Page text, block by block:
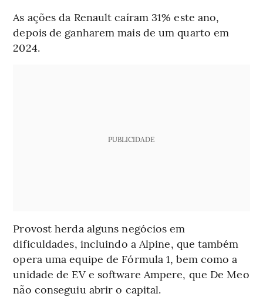
As ações da Renault caíram 31% este ano,
depois de ganharem mais de um quarto em
2024.
PUBLICIDADE
Provost herda alguns negócios em
dificuldades, incluindo a Alpine, que também
opera uma equipe de Fórmula 1, bem como a
unidade de EV e software Ampere, que De Meo
não conseguiu abrir o capital.